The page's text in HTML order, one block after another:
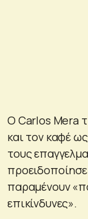
Ο Carlos Mera
και τον καφέ
τους
παραμένουν
επικίνδυνες».